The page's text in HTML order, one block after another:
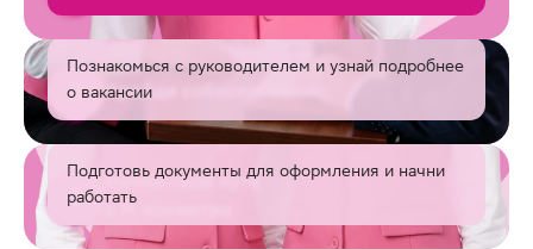
2 Пройди собеседование
Познакомься с руководителем и узнай подробнее
о вакансии
3
Начни свой путь
в М.Косметик
Подготовь документы для оформления и начни
работать